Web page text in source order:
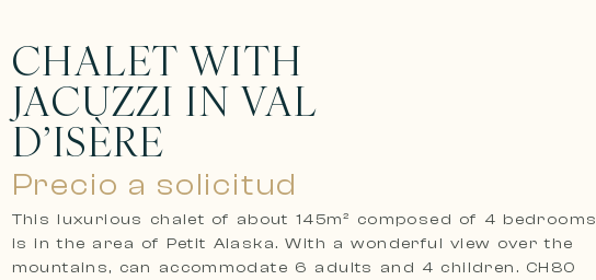
CHALET WITH
JACUZZI IN VAL
D’ISÈRE
Precio a solicitud
This luxurious chalet of about 145m² composed of 4 bedrooms
is in the area of Petit Alaska. With a wonderful view over the
mountains, can accommodate 6 adults and 4 children. CH80